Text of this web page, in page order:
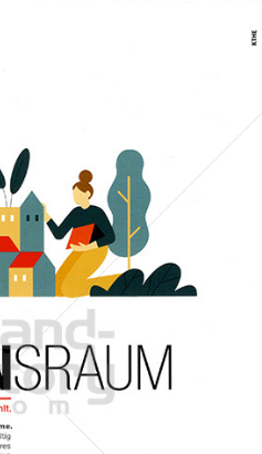
Versicherung
AG Vienna Insurance
2022